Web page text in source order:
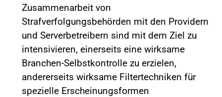
Zusammenarbeit von
Strafverfolgungsbehörden mit den Providern
und Serverbetreibern sind mit dem Ziel zu
intensivieren, einerseits eine wirksame
Branchen-Selbstkontrolle zu erzielen,
andererseits wirksame Filtertechniken für
spezielle Erscheinungsformen